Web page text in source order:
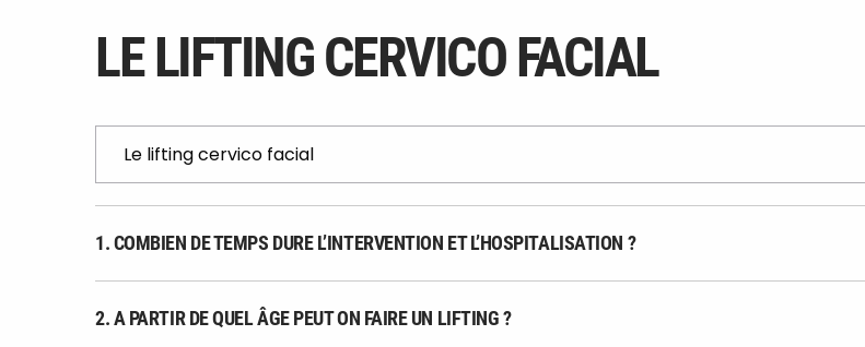
LE LIFTING CERVICO FACIAL
1. COMBIEN DE TEMPS DURE L’INTERVENTION ET L’HOSPITALISATION ?
2. A PARTIR DE QUEL ÂGE PEUT ON FAIRE UN LIFTING ?